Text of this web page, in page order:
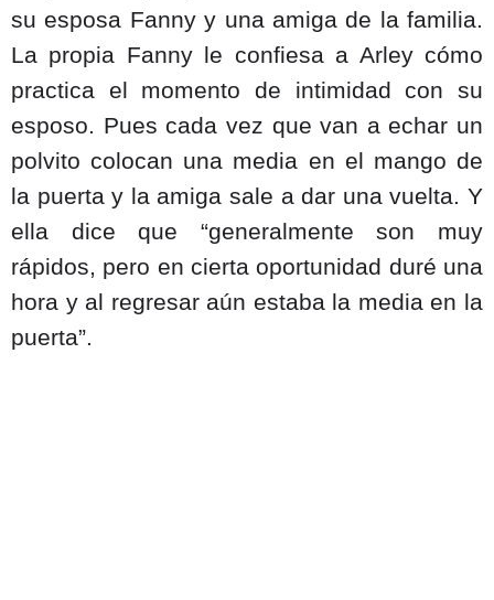
su esposa Fanny y una amiga de la familia.
La propia Fanny le confiesa a Arley cómo
practica el momento de intimidad con su
esposo. Pues cada vez que van a echar un
polvito colocan una media en el mango de
la puerta y la amiga sale a dar una vuelta. Y
ella dice que “generalmente son muy
rápidos, pero en cierta oportunidad duré una
hora y al regresar aún estaba la media en la
puerta”.